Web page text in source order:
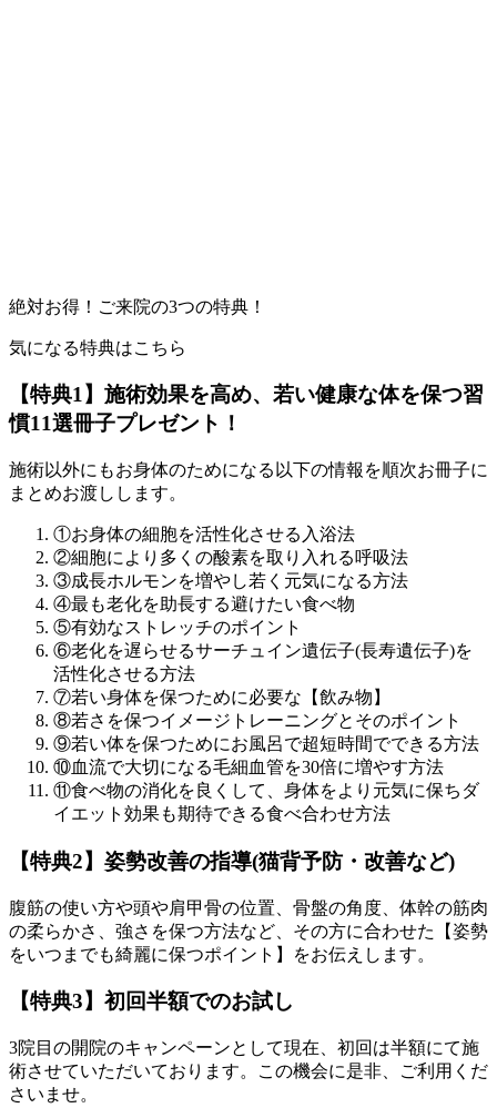
絶対お得！ご来院の3つの特典！
気になる特典はこちら
【特典1】施術効果を高め、若い健康な体を保つ習
慣11選冊子プレゼント！
施術以外にもお身体のためになる以下の情報を順次お冊子に
まとめお渡しします。
①お身体の細胞を活性化させる入浴法
②細胞により多くの酸素を取り入れる呼吸法
③成長ホルモンを増やし若く元気になる方法
④最も老化を助長する避けたい食べ物
⑤有効なストレッチのポイント
⑥老化を遅らせるサーチュイン遺伝子(長寿遺伝子)を
活性化させる方法
⑦若い身体を保つために必要な【飲み物】
⑧若さを保つイメージトレーニングとそのポイント
⑨若い体を保つためにお風呂で超短時間でできる方法
⑩血流で大切になる毛細血管を30倍に増やす方法
⑪食べ物の消化を良くして、身体をより元気に保ちダ
イエット効果も期待できる食べ合わせ方法
【特典2】姿勢改善の指導(猫背予防・改善など)
腹筋の使い方や頭や肩甲骨の位置、骨盤の角度、体幹の筋肉
の柔らかさ、強さを保つ方法など、その方に合わせた【姿勢
をいつまでも綺麗に保つポイント】をお伝えします。
【特典3】初回半額でのお試し
3院目の開院のキャンペーンとして現在、初回は半額にて施
術させていただいております。この機会に是非、ご利用くだ
さいませ。